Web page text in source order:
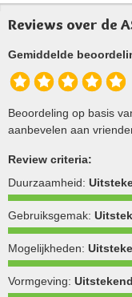
Reviews over de
Gemiddelde
Beoordeling op basis
aanbevelen aan
Review criteria:
Duurzaamheid:
Gebruiksgemak:
Mogelijkheden:
Vormgeving: Uitstekend